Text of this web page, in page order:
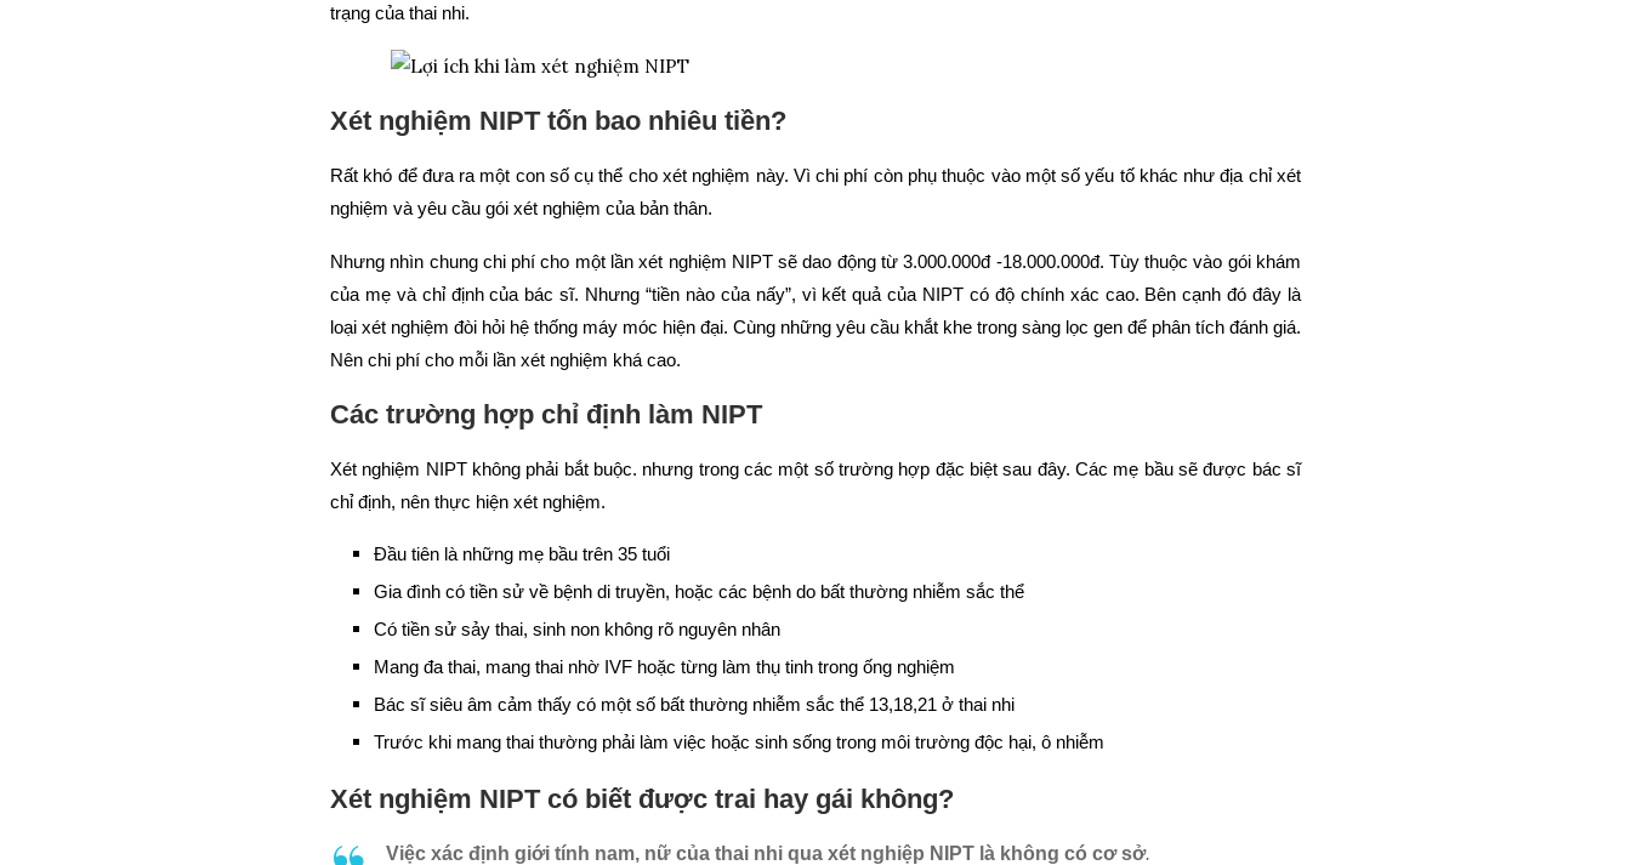
trạng của thai nhi.
Xét nghiệm NIPT tốn bao nhiêu tiền?
Rất khó để đưa ra một con số cụ thể cho xét nghiệm này. Vì chi phí còn phụ thuộc vào một số yếu tố khác như địa chỉ xét
nghiệm và yêu cầu gói xét nghiệm của bản thân.
Nhưng nhìn chung chi phí cho một lần xét nghiệm NIPT sẽ dao động từ 3.000.000đ -18.000.000đ. Tùy thuộc vào gói khám
của mẹ và chỉ định của bác sĩ. Nhưng “tiền nào của nấy”, vì kết quả của NIPT có độ chính xác cao. Bên cạnh đó đây là
loại xét nghiệm đòi hỏi hệ thống máy móc hiện đại. Cùng những yêu cầu khắt khe trong sàng lọc gen để phân tích đánh giá.
Nên chi phí cho mỗi lần xét nghiệm khá cao.
Các trường hợp chỉ định làm NIPT
Xét nghiệm NIPT không phải bắt buộc. nhưng trong các một số trường hợp đặc biệt sau đây. Các mẹ bầu sẽ được bác sĩ
chỉ định, nên thực hiện xét nghiệm.
Đầu tiên là những mẹ bầu trên 35 tuổi
Gia đình có tiền sử về bệnh di truyền, hoặc các bệnh do bất thường nhiễm sắc thể
Có tiền sử sảy thai, sinh non không rõ nguyên nhân
Mang đa thai, mang thai nhờ IVF hoặc từng làm thụ tinh trong ống nghiệm
Bác sĩ siêu âm cảm thấy có một số bất thường nhiễm sắc thể 13,18,21 ở thai nhi
Trước khi mang thai thường phải làm việc hoặc sinh sống trong môi trường độc hại, ô nhiễm
Xét nghiệm NIPT có biết được trai hay gái không?
Việc xác định giới tính nam, nữ của thai nhi qua xét nghiệp NIPT là không có cơ sở.